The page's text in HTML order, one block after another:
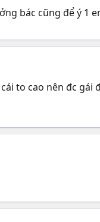
bác cũng để ý 1
to cao nên đc gái